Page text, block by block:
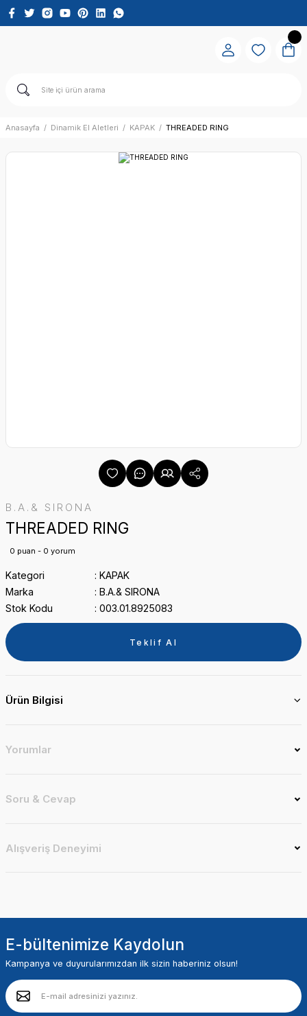
Anasayfa Dinamik El Aletleri KAPAK THREADED RING
B.A.& SIRONA
THREADED RING
0 puan - 0 yorum
Kategori
KAPAK
Marka
B.A.& SIRONA
Stok Kodu
003.01.8925083
Teklif Al
Ürün Bilgisi
Yorumlar
Soru & Cevap
Alışveriş Deneyimi
E-bültenimize Kaydolun
Kampanya ve duyurularımızdan ilk sizin haberiniz olsun!